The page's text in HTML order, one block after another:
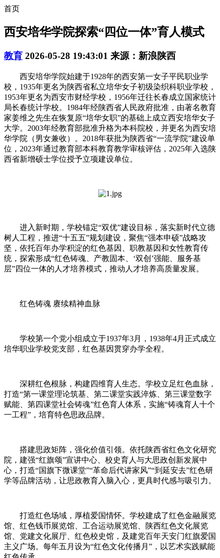
首页
西安培华学院探索“四位一体”育人模式
教育 2026-05-28 19:43:01 来源：新浪陕西
西安培华学院始建于1928年的西安第一女子平民职业学
校，1935年更名为陕西省私立培华女子初级染织科职业学校，
1953年更名为西安市财经学校，1956年迁往长春成立国家统计
局长春统计学校。1984年经陕西省人民政府批准，由著名教育
家姜维之先生在恢复原“培华女职”的基础上成立西安培华女子
大学。2003年经教育部批准升格为本科院校，并更名为西安培
华学院（男女兼收）。2018年获批为陕西省“一流学院”建设单
位，2023年通过教育部本科教育教学审核评估，2025年入选陕
西省新增硕士学位授予立项建设单位。
进入新时期，学校锚定“双优”建设目标，落实新时代立德
树人工程，推进“十五五”规划建设，聚焦“强本申硕”战略攻
坚，依托百年办学积淀的红色基因、职教基因和女性教育传
统，探索形成“红色铸魂、产教固本、‘双创’强能、服务基
层”四位一体的人才培养模式，推动人才培养高质量发展。
红色铸魂 赓续精神血脉
学校第一个党小组成立于1937年3月，1938年4月正式成立
培华职业学校党支部，红色基因贯穿办学全程。
深耕红色根脉，构建四维育人生态。学校立足红色血脉，
打造“第一课堂理论筑基、第二课堂实践淬炼、第三课堂数字
赋能、第四课堂社会铸魂”红色育人体系，实施“铸魂育人十个
一工程”，培育特色思政品牌。
搭建思政矩阵，强化价值引领。依托陕西省红色文化研究
院，建强“红旗颂”宣讲中心、校史育人与大思政创新发展中
心，打造“国旗下微课堂”“革命后代讲家风”“到延安去”红色研
学等品牌活动，让思政教育入脑入心，更具时代感与吸引力。
打造红色场域，厚植爱国情怀。学校建成了红色金融展览
馆、红色钱币展览馆、工合运动展览馆、陕西红色文化展览
馆、党建文化展厅、红色校史馆，及建党百年天安门红旗爱国
主义广场。每年五月设为“红色文化传播月”，以艺术实践赋能